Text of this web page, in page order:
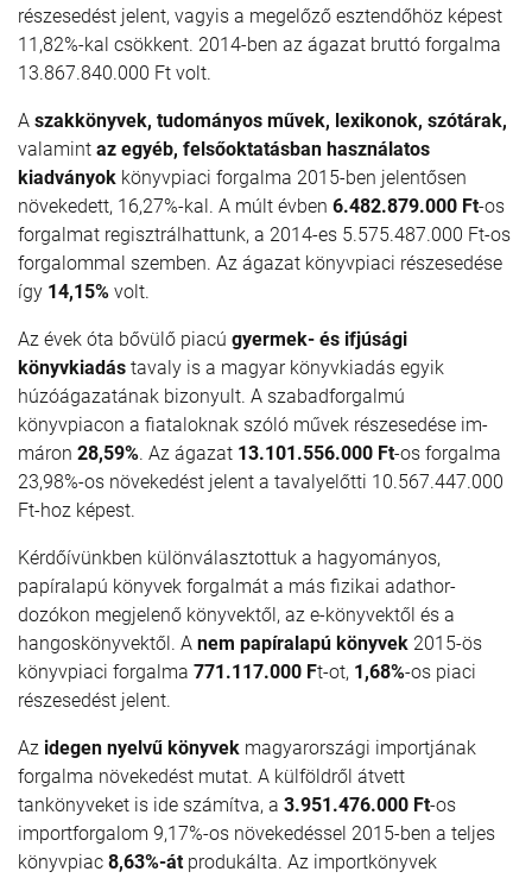
részesedést jelent, vagyis a megelőző esztendőhöz képest
11,82%-kal csökkent. 2014-ben az ága­zat bruttó forgalma
13.867.840.000 Ft volt.
A szakkönyvek, tudományos művek, lexikonok, szótárak,
valamint az egyéb, felsőoktatásban használatos
kiadványok könyvpiaci forgalma 2015-ben jelentősen
növekedett, 16,27%-kal. A múlt évben 6.482.879.000 Ft-os
forgalmat regisztrálhattunk, a 2014-es 5.575.487.000 Ft-os
forgalommal szemben. Az ágazat könyvpiaci részesedése
így 14,15% volt.
Az évek óta bővülő piacú gyermek- és ifjúsági
könyvkiadás tavaly is a magyar könyvkiadás egyik
húzóágazatának bizonyult. A szabadforgalmú
könyvpiacon a fiataloknak szóló művek részesedése im­
má­ron 28,59%. Az ágazat 13.101.556.000 Ft-os forgalma
23,98%-os növekedést jelent a tavaly­előtti 10.567.447.000
Ft-hoz képest.
Kérdőívünkben különválasztottuk a hagyományos,
papíralapú könyvek forgalmát a más fizikai adat­hor­
dozókon megjelenő könyvektől, az e-könyvektől és a
hangoskönyvektől. A nem papíralapú könyvek 2015-ös
könyvpiaci forgalma 771.117.000 Ft-ot, 1,68%-os piaci
részesedést jelent.
Az idegen nyelvű könyvek magyarországi importjának
forgalma növekedést mutat. A külföldről át­vett
tankönyveket is ide számítva, a 3.951.476.000 Ft-os
importforgalom 9,17%-os növekedéssel 2015-ben a teljes
könyvpiac 8,63%-át produkálta. Az importkönyvek